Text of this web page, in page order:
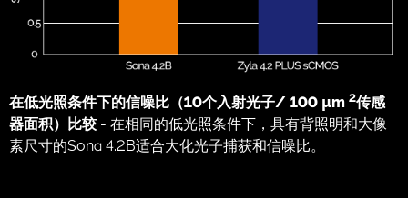
在低光照条件下的信噪比（10个入射光子/ 100 µm 2传感
器面积）比较 - 在相同的低光照条件下，具有背照明和大像
素尺寸的Sona 4.2B适合大化光子捕获和信噪比。